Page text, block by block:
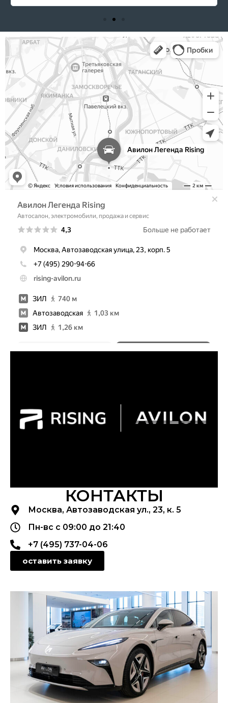
КОНТАКТЫ
Москва, Автозаводская ул., 23, к. 5
Пн-вс с 09:00 до 21:40
+7 (495) 737-04-06
оставить заявку